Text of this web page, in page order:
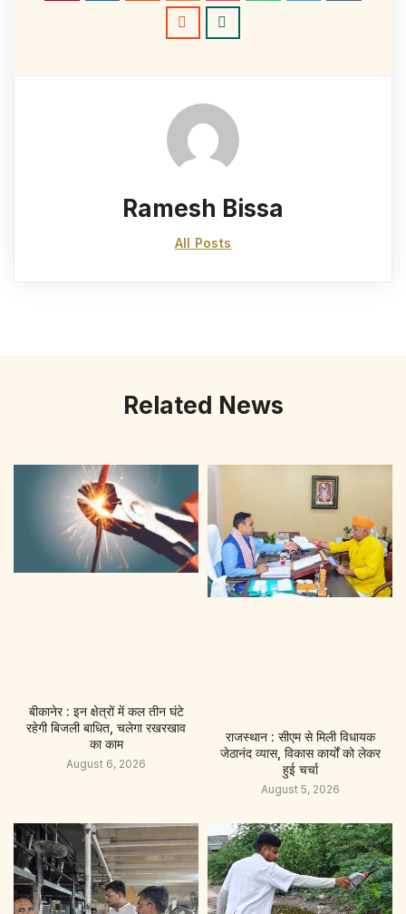
Ramesh Bissa
All Posts
Related News
बीकानेर : इन क्षेत्रों में कल तीन घंटे
रहेगी बिजली बाधित, चलेगा रखरखाव
का काम
August 6, 2026
राजस्थान : सीएम से मिली विधायक
जेठानंद व्यास, विकास कार्यों को लेकर
हुई चर्चा
August 5, 2026